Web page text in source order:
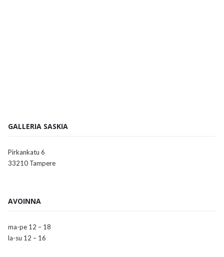
GALLERIA SASKIA
Pirkankatu 6
33210 Tampere
AVOINNA
ma-pe 12 – 18
la-su 12 – 16